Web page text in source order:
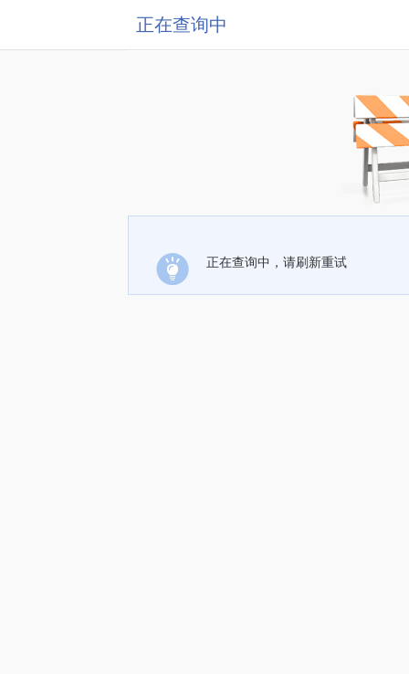
正在查询中
正在查询中，请刷新重试